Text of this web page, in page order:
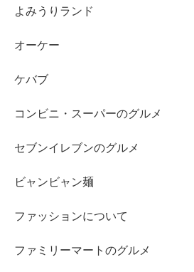
よみうりランド
オーケー
ケバブ
コンビニ・スーパーのグルメ
セブンイレブンのグルメ
ビャンビャン麺
ファッションについて
ファミリーマートのグルメ